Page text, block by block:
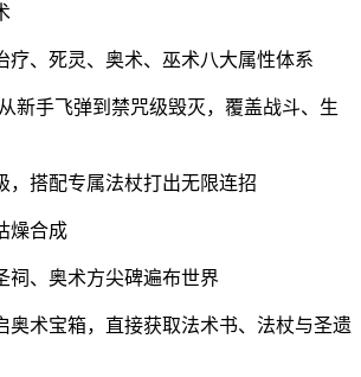
疗、死灵、奥术、巫术八大属性体系
新手飞弹到禁咒级毁灭，覆盖战斗、生
，搭配专属法杖打出无限连招
燥合成
祠、奥术方尖碑遍布世界
奥术宝箱，直接获取法术书、法杖与圣遗